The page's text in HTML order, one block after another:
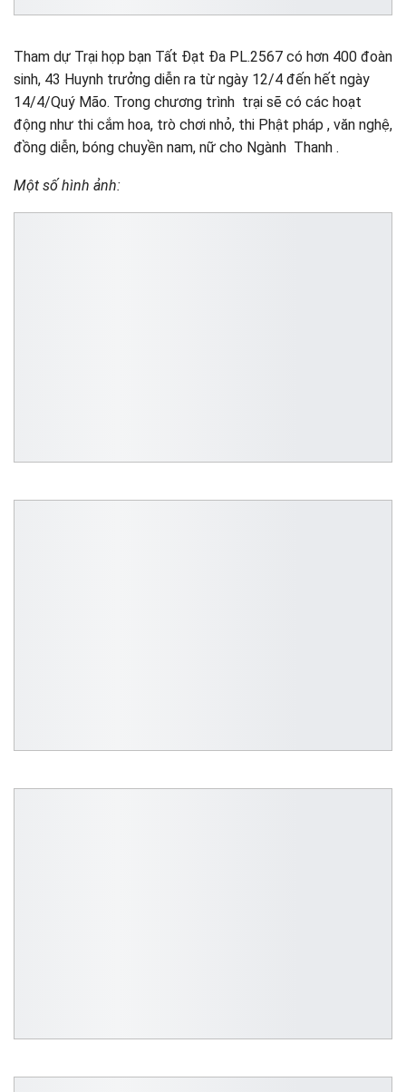
Tham dự Trại họp bạn Tất Đạt Đa PL.2567 có hơn 400 đoàn
sinh, 43 Huynh trưởng diễn ra từ ngày 12/4 đến hết ngày
14/4/Quý Mão. Trong chương trình trại sẽ có các hoạt
động như thi cắm hoa, trò chơi nhỏ, thi Phật pháp , văn nghệ,
đồng diễn, bóng chuyền nam, nữ cho Ngành Thanh .
Một số hình ảnh: